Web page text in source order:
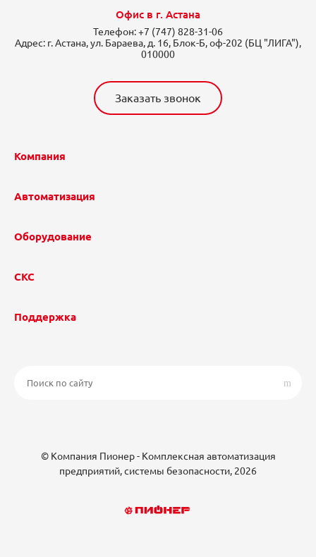
Офис в г. Астана
Телефон:+7 (747) 828-31-06
Адрес: г. Астана, ул. Бараева, д. 16, Блок-Б, оф-202 (БЦ "ЛИГА"),
010000
Заказать звонок
Компания
Автоматизация
Оборудование
СКС
Поддержка
© Компания Пионер - Комплексная автоматизация
предприятий, системы безопасности, 2026